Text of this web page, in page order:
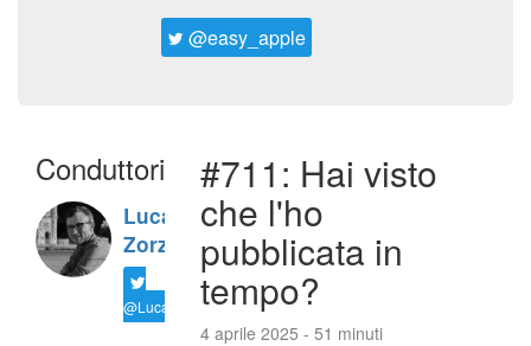
@easy_apple
Conduttori
Luca
Zorzi
@LucaTNT
#711: Hai visto
che l'ho
pubblicata in
tempo?
4 aprile 2025 - 51 minuti